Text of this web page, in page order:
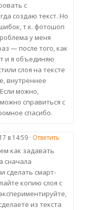
с
создаю текст. Но
т.к. фотошоп
у меня
— после того, как
и я объединяю
слоя на тексте
внутреннее
можно,
справиться с
спасибо.
в 14:59 · Ответить
как задавать
сначала
сделать смарт-
копию слоя с
из текста